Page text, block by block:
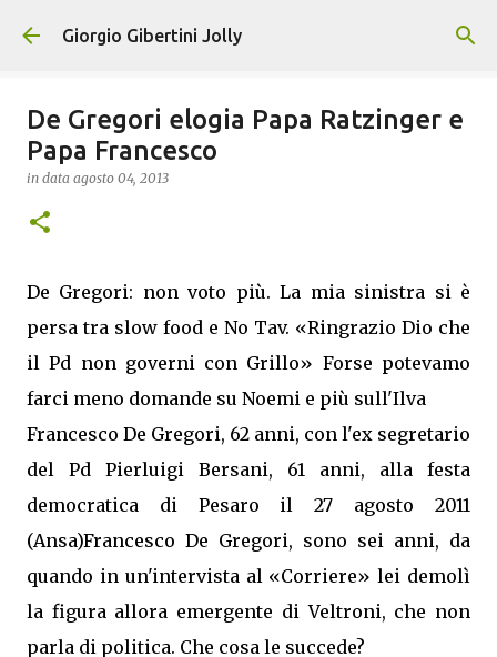
Passa ai contenuti principali
Giorgio Gibertini Jolly
De Gregori elogia Papa Ratzinger e
Papa Francesco
in data agosto 04, 2013
De Gregori: non voto più. La mia sinistra si è
persa tra slow food e No Tav. «Ringrazio Dio che
il Pd non governi con Grillo» Forse potevamo
farci meno domande su Noemi e più sull'Ilva
Francesco De Gregori, 62 anni, con l'ex segretario
del Pd Pierluigi Bersani, 61 anni, alla festa
democratica di Pesaro il 27 agosto 2011
(Ansa)Francesco De Gregori, sono sei anni, da
quando in un'intervista al «Corriere» lei demolì
la figura allora emergente di Veltroni, che non
parla di politica. Che cosa le succede?